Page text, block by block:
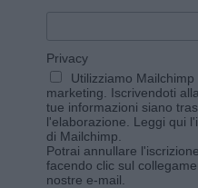
Privacy
Utilizziamo
marketing. Iscrivendoti
tue informazioni siano
l'elaborazione. Leggi qui
di Mailchimp
Potrai annullare
facendo clic sul
nostre e-mail.